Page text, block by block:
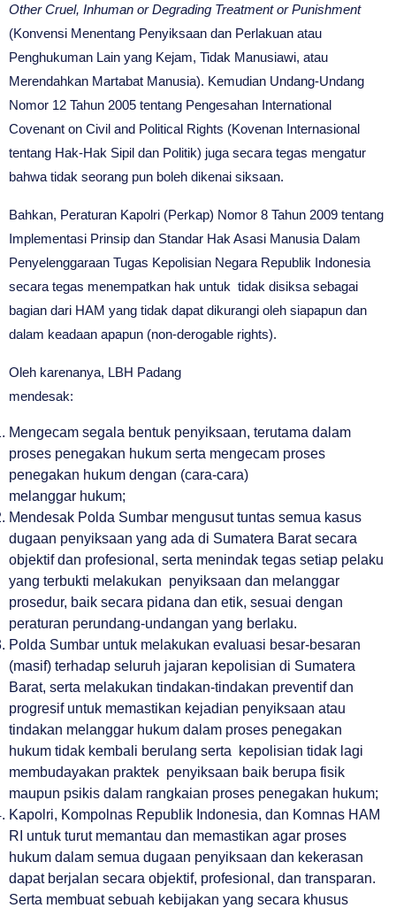
Other Cruel, Inhuman or Degrading Treatment or Punishment
(Konvensi Menentang Penyiksaan dan Perlakuan atau
Penghukuman Lain yang Kejam, Tidak Manusiawi, atau
Merendahkan Martabat Manusia). Kemudian Undang-Undang
Nomor 12 Tahun 2005 tentang Pengesahan International
Covenant on Civil and Political Rights (Kovenan Internasional
tentang Hak-Hak Sipil dan Politik) juga secara tegas mengatur
bahwa tidak seorang pun boleh dikenai siksaan.
Bahkan, Peraturan Kapolri (Perkap) Nomor 8 Tahun 2009 tentang
Implementasi Prinsip dan Standar Hak Asasi Manusia Dalam
Penyelenggaraan Tugas Kepolisian Negara Republik Indonesia
secara tegas menempatkan hak untuk tidak disiksa sebagai
bagian dari HAM yang tidak dapat dikurangi oleh siapapun dan
dalam keadaan apapun (non-derogable rights).
Oleh karenanya, LBH Padang
mendesak:
Mengecam segala bentuk penyiksaan, terutama dalam
proses penegakan hukum serta mengecam proses
penegakan hukum dengan (cara-cara)
melanggar hukum;
Mendesak Polda Sumbar mengusut tuntas semua kasus
dugaan penyiksaan yang ada di Sumatera Barat secara
objektif dan profesional, serta menindak tegas setiap pelaku
yang terbukti melakukan penyiksaan dan melanggar
prosedur, baik secara pidana dan etik, sesuai dengan
peraturan perundang-undangan yang berlaku.
Polda Sumbar untuk melakukan evaluasi besar-besaran
(masif) terhadap seluruh jajaran kepolisian di Sumatera
Barat, serta melakukan tindakan-tindakan preventif dan
progresif untuk memastikan kejadian penyiksaan atau
tindakan melanggar hukum dalam proses penegakan
hukum tidak kembali berulang serta kepolisian tidak lagi
membudayakan praktek penyiksaan baik berupa fisik
maupun psikis dalam rangkaian proses penegakan hukum;
Kapolri, Kompolnas Republik Indonesia, dan Komnas HAM
RI untuk turut memantau dan memastikan agar proses
hukum dalam semua dugaan penyiksaan dan kekerasan
dapat berjalan secara objektif, profesional, dan transparan.
Serta membuat sebuah kebijakan yang secara khusus